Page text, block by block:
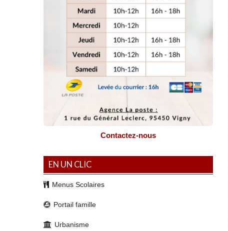
Contactez-nous
EN UN CLIC
Menus Scolaires
Portail famille
Urbanisme